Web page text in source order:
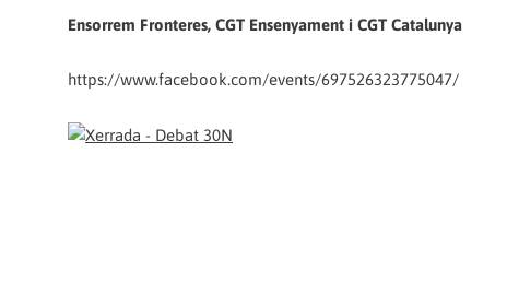
Ensorrem Fronteres, CGT Ensenyament i CGT Catalunya
https://www.facebook.com/events/697526323775047/